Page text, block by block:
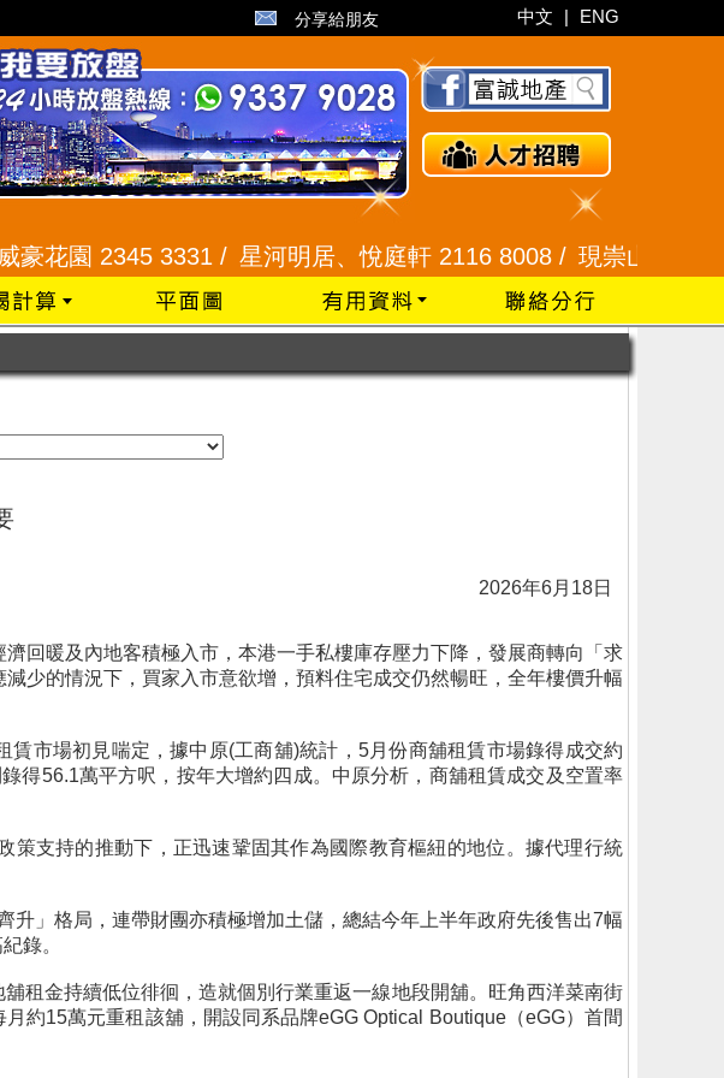
分享給朋友 中文 | ENG
花園 2345 3331 /星河明居、悅庭軒 2116 8008 /現崇山、譽港
2026年6月18日
回暖及內地客積極入市，本港一手私樓庫存壓力下降，發展商轉向「求
少的情況下，買家入市意欲增，預料住宅成交仍然暢旺，全年樓價升幅
市場初見喘定，據中原(工商舖)統計，5月份商舖租賃市場錄得成交約
得56.1萬平方呎，按年大增約四成。中原分析，商舖租賃成交及空置率
策支持的推動下，正迅速鞏固其作為國際教育樞紐的地位。據代理行統
升」格局，連帶財團亦積極增加土儲，總結今年上半年政府先後售出7幅
錄。
租金持續低位徘徊，造就個別行業重返一線地段開舖。旺角西洋菜南街
約15萬元重租該舖，開設同系品牌eGG Optical Boutique（eGG）首間